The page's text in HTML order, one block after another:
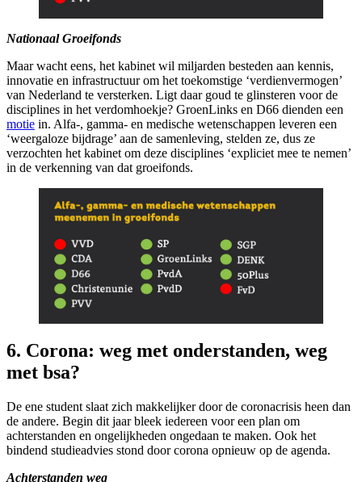
Nationaal Groeifonds
Maar wacht eens, het kabinet wil miljarden besteden aan kennis,
innovatie en infrastructuur om het toekomstige ‘verdienvermogen’
van Nederland te versterken. Ligt daar goud te glinsteren voor de
disciplines in het verdomhoekje? GroenLinks en D66 dienden een
motie in. Alfa-, gamma- en medische wetenschappen leveren een
‘weergaloze bijdrage’ aan de samenleving, stelden ze, dus ze
verzochten het kabinet om deze disciplines ‘expliciet mee te nemen’
in de verkenning van dat groeifonds.
6. Corona: weg met onderstanden, weg
met bsa?
De ene student slaat zich makkelijker door de coronacrisis heen dan
de andere. Begin dit jaar bleek iedereen voor een plan om
achterstanden en ongelijkheden ongedaan te maken. Ook het
bindend studieadvies stond door corona opnieuw op de agenda.
Achterstanden weg